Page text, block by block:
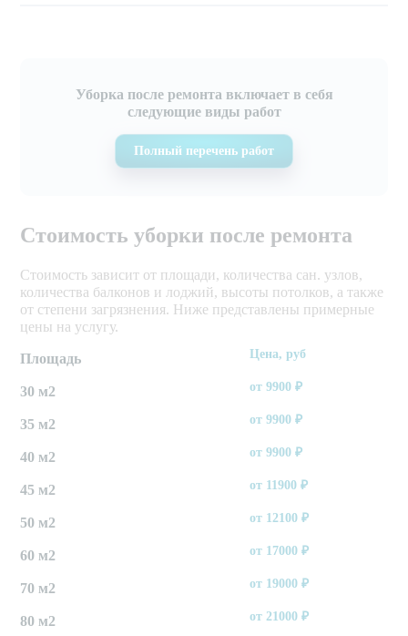
Уборка после ремонта включает в себя
следующие виды работ
Полный перечень работ
Стоимость уборки после ремонта
Стоимость зависит от площади, количества сан. узлов,
количества балконов и лоджий, высоты потолков, а также
от степени загрязнения. Ниже представлены примерные
цены на услугу.
Площадь Цена, руб
30 м2 от9900 ₽
35 м2 от9900 ₽
40 м2 от9900 ₽
45 м2 от 11900 ₽
50 м2 от 12100 ₽
60 м2 от 17000 ₽
70 м2 от 19000 ₽
80 м2 от21000 ₽